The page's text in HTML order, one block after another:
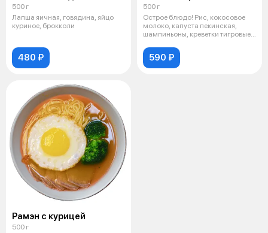
500 г
Лапша яичная, говядина, яйцо
куриное, брокколи
480 ₽
500 г
Острое блюдо! Рис, кокосовое
молоко, капуста пекинская,
шампиньоны, креветки тигровые,
590 ₽
Рамэн с курицей
500 г